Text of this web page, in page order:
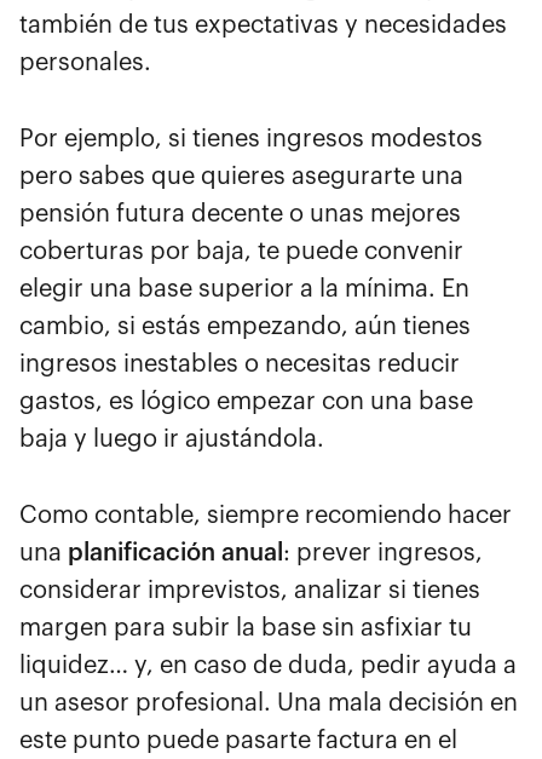
también de tus expectativas y necesidades
personales.
Por ejemplo, si tienes ingresos modestos
pero sabes que quieres asegurarte una
pensión futura decente o unas mejores
coberturas por baja, te puede convenir
elegir una base superior a la mínima. En
cambio, si estás empezando, aún tienes
ingresos inestables o necesitas reducir
gastos, es lógico empezar con una base
baja y luego ir ajustándola.
Como contable, siempre recomiendo hacer
una planificación anual : prever ingresos,
considerar imprevistos, analizar si tienes
margen para subir la base sin asfixiar tu
liquidez… y, en caso de duda, pedir ayuda a
un asesor profesional. Una mala decisión en
este punto puede pasarte factura en el